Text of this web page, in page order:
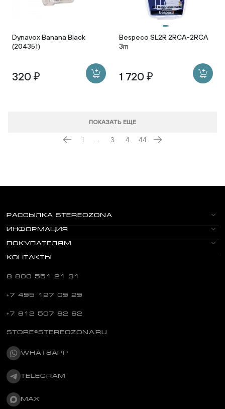
Dynavox Banana Black
(204351)
320 ₽
Bespeco SL2R 2RCA-2RCA
3m
1 720 ₽
ПОКАЗАТЬ ЕЩЕ
1 3 4 44
РАССЫЛКА STEREOZONA
ИНФОРМАЦИЯ
ПОКУПАТЕЛЯМ
КОНТАКТЫ
8 800 551 21 31
+7 495 127 09 29
+7 812 507 82 62
STORE@STEREOZONA.RU
WHATSAPP
TELEGRAM
MAX